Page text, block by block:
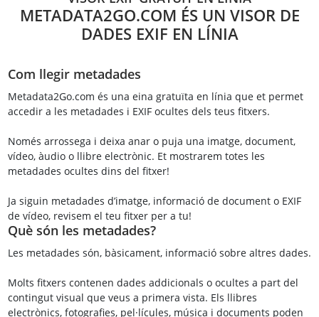
METADATA2GO.COM ÉS UN VISOR DE
DADES EXIF EN LÍNIA
Com llegir metadades
Metadata2Go.com és una eina gratuïta en línia que et permet
accedir a les metadades i EXIF ocultes dels teus fitxers.
Només arrossega i deixa anar o puja una imatge, document,
vídeo, àudio o llibre electrònic. Et mostrarem totes les
metadades ocultes dins del fitxer!
Ja siguin metadades d’imatge, informació de document o EXIF
de vídeo, revisem el teu fitxer per a tu!
Què són les metadades?
Les metadades són, bàsicament, informació sobre altres dades.
Molts fitxers contenen dades addicionals o ocultes a part del
contingut visual que veus a primera vista. Els llibres
electrònics, fotografies, pel·lícules, música i documents poden